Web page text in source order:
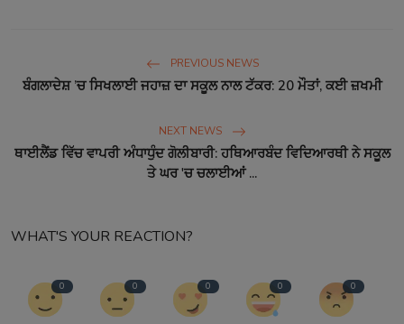
PREVIOUS NEWS
ਬੰਗਲਾਦੇਸ਼ ’ਚ ਸਿਖਲਾਈ ਜਹਾਜ਼ ਦਾ ਸਕੂਲ ਨਾਲ ਟੱਕਰ: 20 ਮੌਤਾਂ, ਕਈ ਜ਼ਖਮੀ
NEXT NEWS
ਥਾਈਲੈਂਡ ਵਿੱਚ ਵਾਪਰੀ ਅੰਧਾਧੁੰਦ ਗੋਲੀਬਾਰੀ: ਹਥਿਆਰਬੰਦ ਵਿਦਿਆਰਥੀ ਨੇ ਸਕੂਲ
ਤੇ ਘਰ 'ਚ ਚਲਾਈਆਂ ...
WHAT'S YOUR REACTION?
0 0 0 0 0